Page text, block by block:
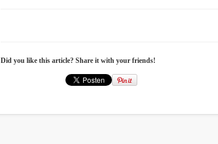
Did you like this article? Share it with your friends!